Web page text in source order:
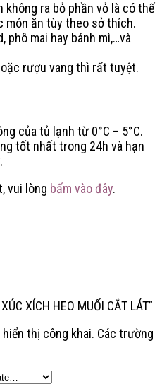
ra bỏ phần vỏ là có thế
món ăn tùy theo sở thích.
phô mai hay bánh mì,…và
rượu vang thì rất tuyệt.
của tủ lạnh từ 0°C – 5°C.
tốt nhất trong 24h và hạn
vui lòng bấm vào đây.
XÍCH HEO MUỐI CẮT LÁT”
thị công khai. Các trường